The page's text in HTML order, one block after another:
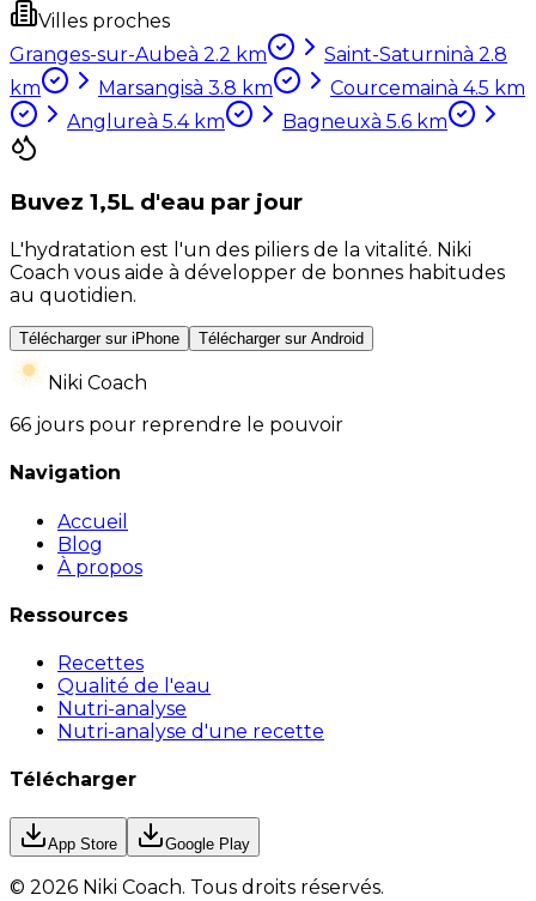
Villes proches
Granges-sur-Aubeà 2.2 km Saint-Saturninà 2.8
km
Marsangisà 3.8 km Courcemainà 4.5 km
Anglureà 5.4km Bagneuxà 5.6 km
Buvez 1,5L d'eau par jour
L'hydratation est l'un des piliers de la vitalité. Niki
Coach vous aide à développer de bonnes habitudes
au quotidien.
Télécharger sur iPhone Télécharger sur Android
Niki Coach
66 jours pour reprendre le pouvoir
Navigation
Accueil
Blog
À propos
Ressources
Recettes
Qualité de l'eau
Nutri-analyse
Nutri-analyse d'une recette
Télécharger
App Store Google Play
© 2026 Niki Coach. Tous droits réservés.